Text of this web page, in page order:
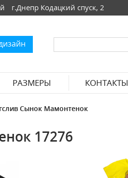
г.Днепр Кодацкий спуск, 2
РАЗМЕРЫ КОНТАКТЫ
Сынок Мамонтенок
17276